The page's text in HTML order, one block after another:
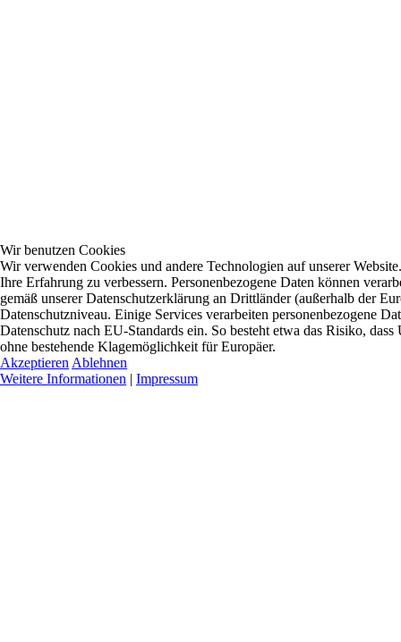
Wir benutzen Cookies
Wir verwenden Cookies und andere Technologien auf unserer
Ihre Erfahrung zu verbessern. Personenbezogene Daten können
gemäß unserer Datenschutzerklärung an Drittländer (außerhalb der
Datenschutzniveau. Einige Services verarbeiten personenbezogene
Datenschutz nach EU-Standards ein. So besteht etwa das Risiko,
ohne bestehende Klagemöglichkeit für Europäer.
Akzeptieren Ablehnen
Weitere Informationen | Impressum